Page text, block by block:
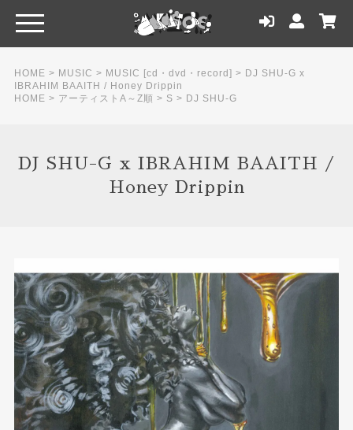
HOME > MUSIC > MUSIC [cd・dvd・record] > DJ SHU-G x
IBRAHIM BAAITH / Honey Drippin
HOME > アーティストA～Z順 > S > DJ SHU-G
DJ SHU-G x IBRAHIM BAAITH /
Honey Drippin